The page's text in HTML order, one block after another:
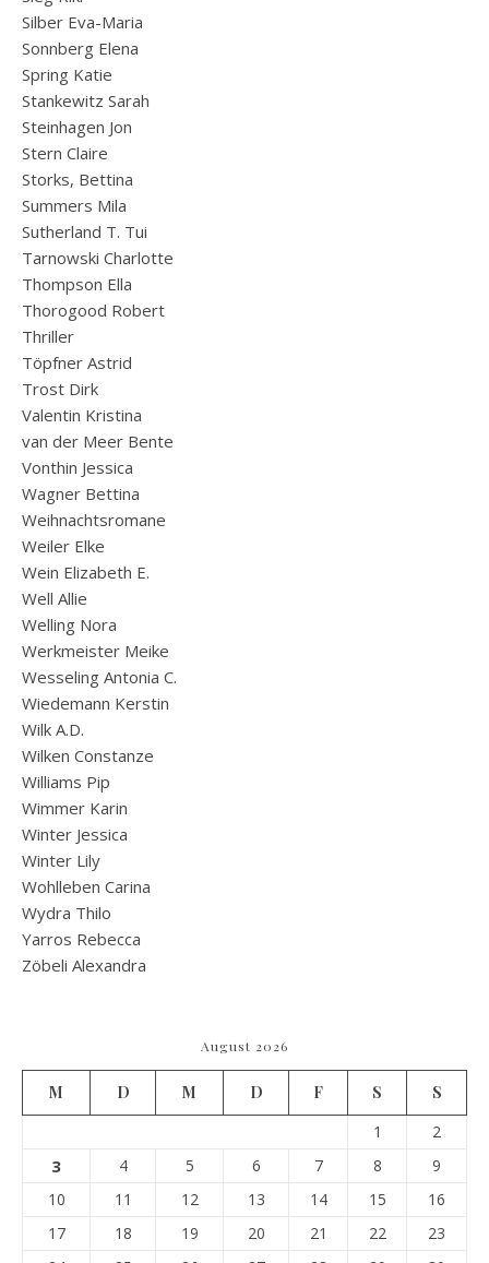
Silber Eva-Maria
Sonnberg Elena
Spring Katie
Stankewitz Sarah
Steinhagen Jon
Stern Claire
Storks, Bettina
Summers Mila
Sutherland T. Tui
Tarnowski Charlotte
Thompson Ella
Thorogood Robert
Thriller
Töpfner Astrid
Trost Dirk
Valentin Kristina
van der Meer Bente
Vonthin Jessica
Wagner Bettina
Weihnachtsromane
Weiler Elke
Wein Elizabeth E.
Well Allie
Welling Nora
Werkmeister Meike
Wesseling Antonia C.
Wiedemann Kerstin
Wilk A.D.
Wilken Constanze
Williams Pip
Wimmer Karin
Winter Jessica
Winter Lily
Wohlleben Carina
Wydra Thilo
Yarros Rebecca
Zöbeli Alexandra
August 2026
M D M D F S
S
1
2
3 4 5 6 7 8
9
10
11 12 13 14 15
16
17
18 19 20 21 22
23